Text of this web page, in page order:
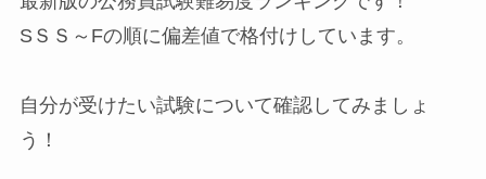
SＳＳ～Fの順に偏差値で格付けしています。
自分が受けたい試験について確認してみましょ
う！